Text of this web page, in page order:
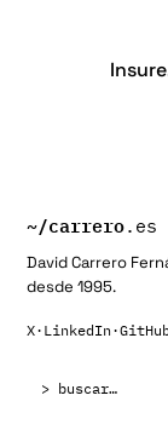
~/carrero.es
David Carrero
desde 1995.
X· LinkedIn·